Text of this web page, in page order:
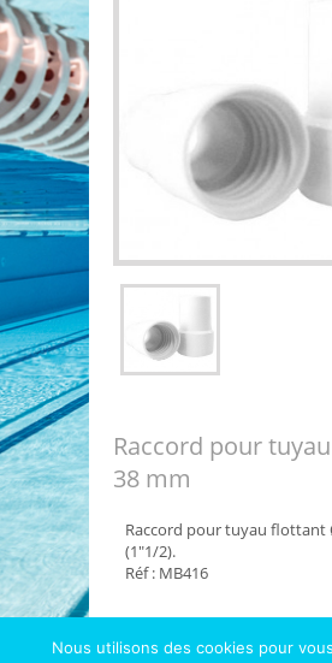
Raccord pour
38 mm
Raccord pour tuyau flottant
(1″1/2).
Réf : MB416
Nous utilisons des cookies pour